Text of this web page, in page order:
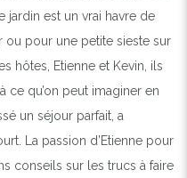
est un vrai havre de
ou pour une petite sieste sur
hôtes, Etienne et Kevin, ils
ce qu’on peut imaginer en
un séjour parfait, a
La passion d’Etienne pour
conseils sur les trucs à faire